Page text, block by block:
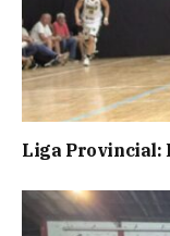
Liga Provincial: